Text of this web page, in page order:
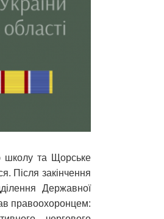
школу та Щорське
Після закінчення
Державної
правоохоронцем: